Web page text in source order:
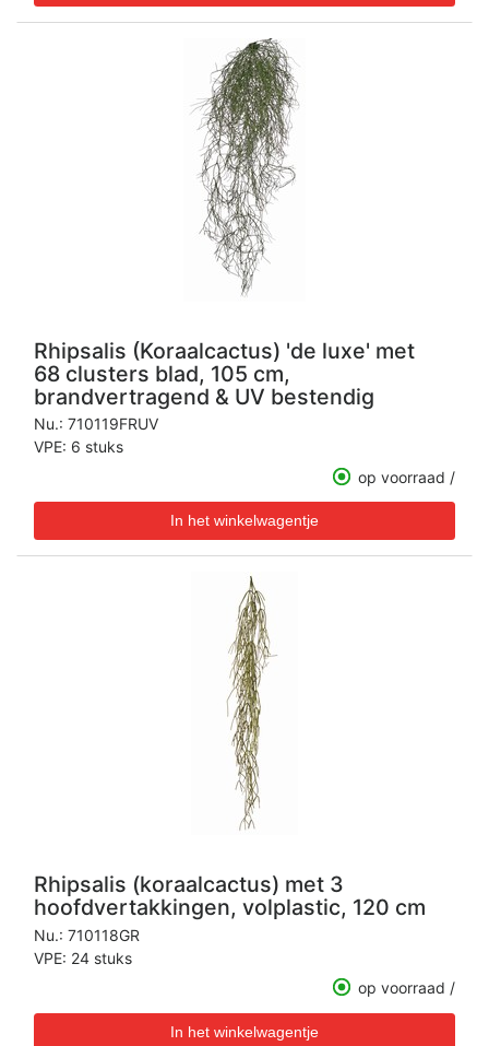
Rhipsalis (Koraalcactus) 'de luxe' met
68 clusters blad, 105 cm,
brandvertragend & UV bestendig
Nu.: 710119FRUV
VPE: 6 stuks
op voorraad /
Rhipsalis (koraalcactus) met 3
hoofdvertakkingen, volplastic, 120 cm
Nu.: 710118GR
VPE: 24 stuks
op voorraad /